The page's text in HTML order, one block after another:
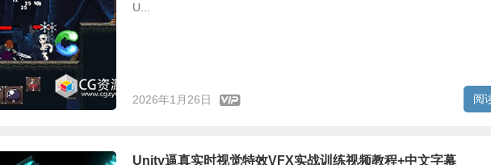
U...
2026年1月26日 阅
Unity逼真实时视觉特效VFX实战训练视频教程+中文字幕